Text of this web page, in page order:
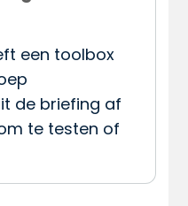
een toolbox
de briefing af
te testen of